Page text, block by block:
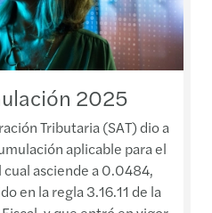
2025
Tributaria (SAT) dio a
aplicable para el
asciende a 0.0484,
en la regla 3.16.11 de la